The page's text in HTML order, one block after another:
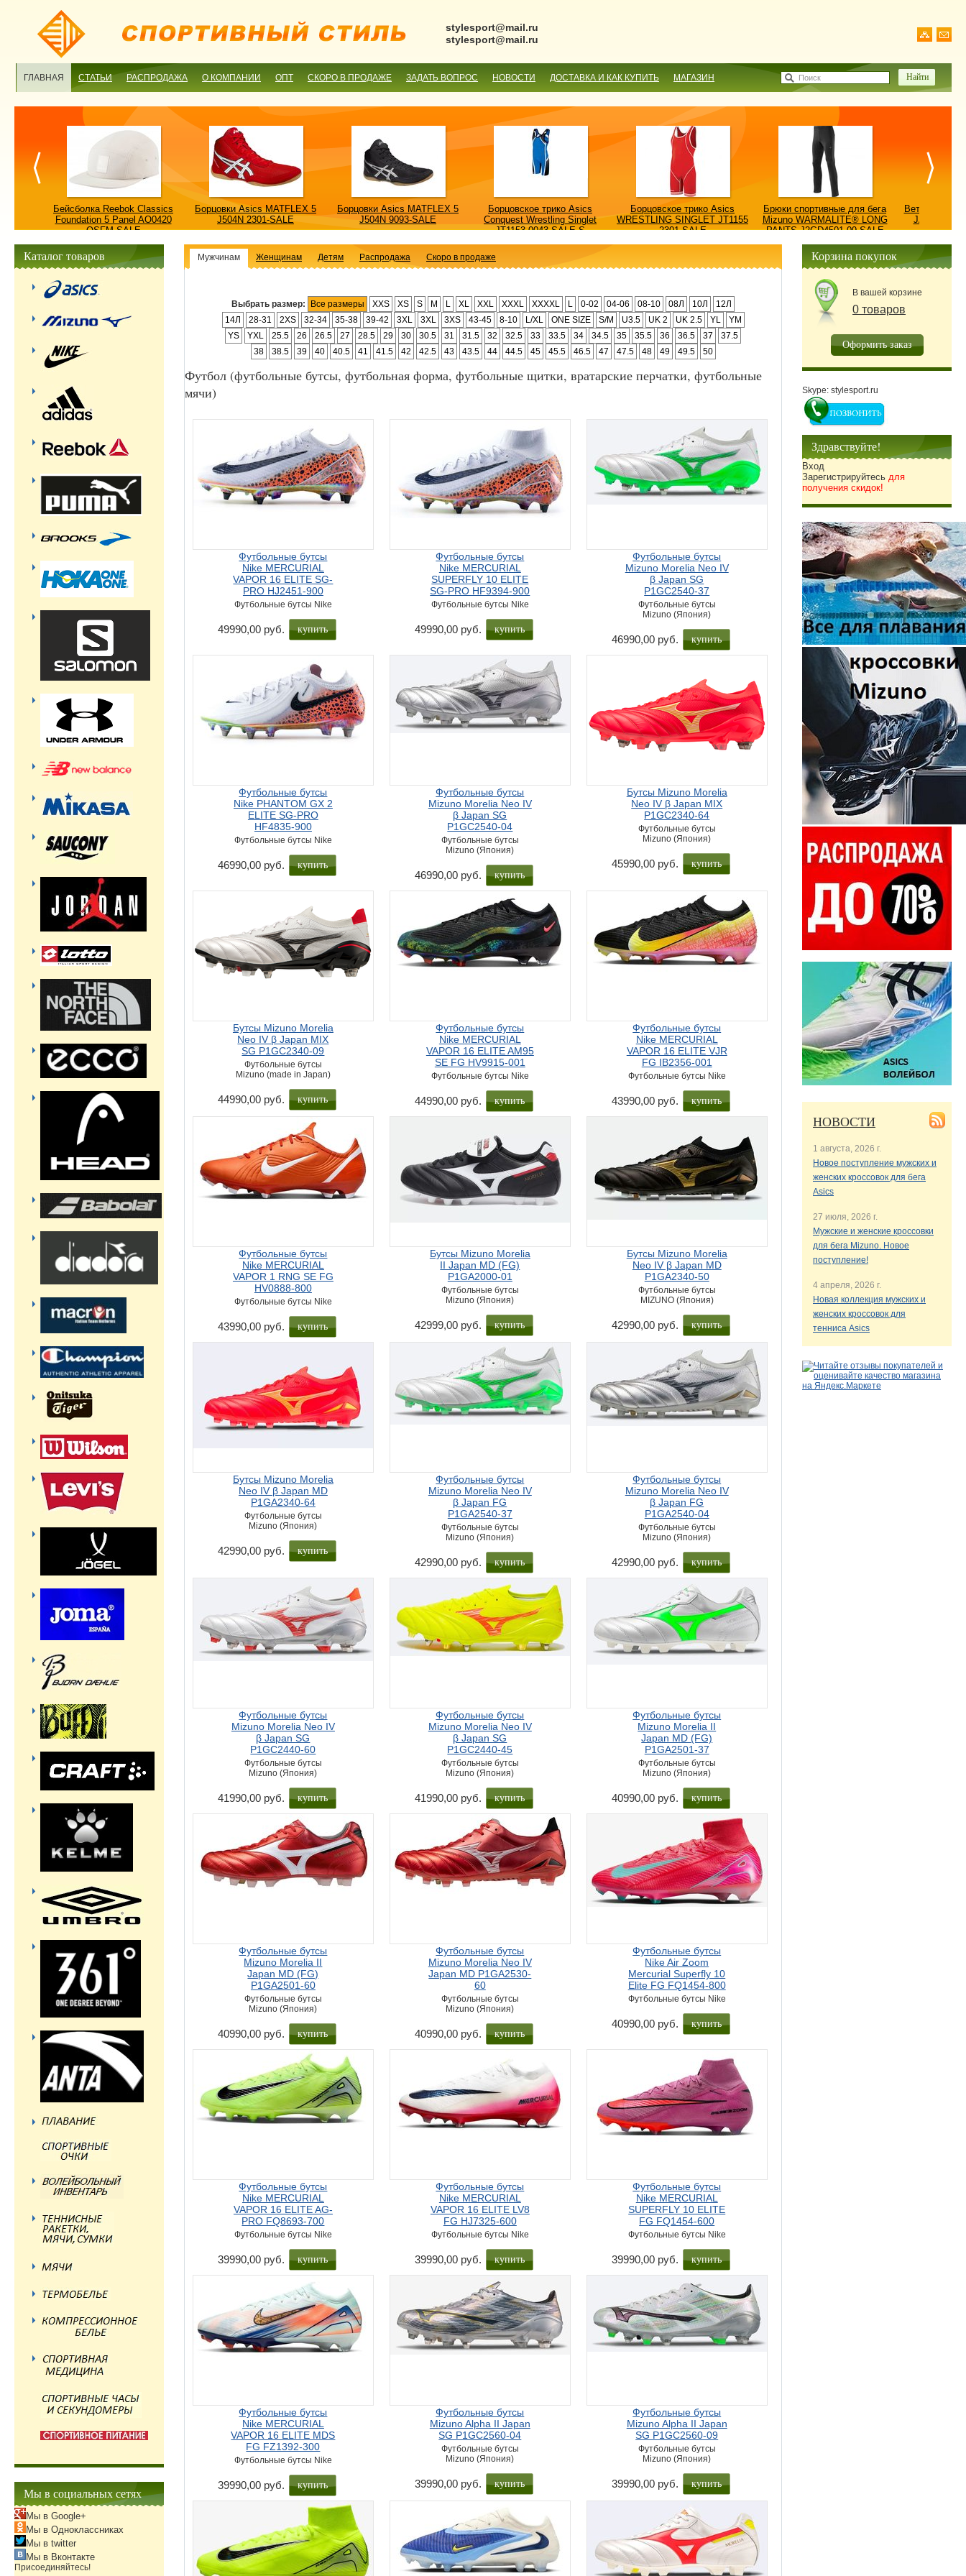
stylesport@mail.ru
stylesport@mail.ru
ГЛАВНАЯ СТАТЬИ РАСПРОДАЖА О КОМПАНИИ ОПТ СКОРО В ПРОДАЖЕ ЗАДАТЬ ВОПРОС НОВОСТИ ДОСТАВКА И КАК КУПИТЬ МАГАЗИН Поиск
Бейсболка Reebok Classics
Foundation 5 Panel AO0420
OSFM-SALE
Борцовки Asics MATFLEX 5
J504N 2301-SALE
Борцовки Asics MATFLEX 5
J504N 9093-SALE
Борцовское трико Asics
Conquest Wrestling Singlet
JT1153 0043-SALE-S
Борцовское трико Asics
WRESTLING SINGLET JT1155
2301-SALE
Брюки спортивные для бега
Mizuno WARMALITE® LONG
PANTS J2GD4501-09-SALE
Ветровка
JACKET/
Мужчинам Женщинам Детям Распродажа Скоро в продаже
Выбрать размер: Все размеры XXS XS S M L XL XXL XXXL XXXXL L 0-02 04-06 08-10 08Л 10Л
12Л
14Л
28-31 2XS 32-34 35-38 39-42 3XL 3XL 3XS 43-45 8-10 L/XL ONE SIZE S/M U3.5 UK 2 UK 2.5 YL
YM
YS
YXL 25.5 26 26.5 27 28.5 29 30 30.5 31 31.5 32 32.5 33 33.5 34 34.5 35 35.5 36 36.5 37
37.5
38
38.5 39 40 40.5 41 41.5 42 42.5 43 43.5 44 44.5 45 45.5 46.5 47 47.5 48 49 49.5 50
Футбол (футбольные бутсы, футбольная форма, футбольные щитки, вратарские перчатки, футбольные
мячи)
Футбольные бутсы
Nike MERCURIAL
VAPOR 16 ELITE SG-
PRO HJ2451-900
Футбольные бутсы Nike
49990,00 руб. купить
Футбольные бутсы
Nike MERCURIAL
SUPERFLY 10 ELITE
SG-PRO HF9394-900
Футбольные бутсы Nike
49990,00 руб. купить
Футбольные бутсы
Mizuno Morelia Neo IV
β Japan SG
P1GC2540-37
Футбольные бутсы
Mizuno (Япония)
46990,00 руб. купить
Футбольные бутсы
Nike PHANTOM GX 2
ELITE SG-PRO
HF4835-900
Футбольные бутсы Nike
46990,00 руб. купить
Футбольные бутсы
Mizuno Morelia Neo IV
β Japan SG
P1GC2540-04
Футбольные бутсы
Mizuno (Япония)
46990,00 руб. купить
Бутсы Mizuno Morelia
Neo IV β Japan MIX
P1GC2340-64
Футбольные бутсы
Mizuno (Япония)
45990,00 руб. купить
Бутсы Mizuno Morelia
Neo IV β Japan MIX
SG P1GC2340-09
Футбольные бутсы
Mizuno (made in Japan)
44990,00 руб. купить
Футбольные бутсы
Nike MERCURIAL
VAPOR 16 ELITE AM95
SE FG HV9915-001
Футбольные бутсы Nike
44990,00 руб. купить
Футбольные бутсы
Nike MERCURIAL
VAPOR 16 ELITE VJR
FG IB2356-001
Футбольные бутсы Nike
43990,00 руб. купить
Футбольные бутсы
Nike MERCURIAL
VAPOR 1 RNG SE FG
HV0888-800
Футбольные бутсы Nike
43990,00 руб. купить
Бутсы Mizuno Morelia
II Japan MD (FG)
P1GA2000-01
Футбольные бутсы
Mizuno (Япония)
42999,00 руб. купить
Бутсы Mizuno Morelia
Neo IV β Japan MD
P1GA2340-50
Футбольные бутсы
MIZUNO (Япония)
42990,00 руб. купить
Бутсы Mizuno Morelia
Neo IV β Japan MD
P1GA2340-64
Футбольные бутсы
Mizuno (Япония)
42990,00 руб. купить
Футбольные бутсы
Mizuno Morelia Neo IV
β Japan FG
P1GA2540-37
Футбольные бутсы
Mizuno (Япония)
42990,00 руб. купить
Футбольные бутсы
Mizuno Morelia Neo IV
β Japan FG
P1GA2540-04
Футбольные бутсы
Mizuno (Япония)
42990,00 руб. купить
Футбольные бутсы
Mizuno Morelia Neo IV
β Japan SG
P1GC2440-60
Футбольные бутсы
Mizuno (Япония)
41990,00 руб. купить
Футбольные бутсы
Mizuno Morelia Neo IV
β Japan SG
P1GC2440-45
Футбольные бутсы
Mizuno (Япония)
41990,00 руб. купить
Футбольные бутсы
Mizuno Morelia II
Japan MD (FG)
P1GA2501-37
Футбольные бутсы
Mizuno (Япония)
40990,00 руб. купить
Футбольные бутсы
Mizuno Morelia II
Japan MD (FG)
P1GA2501-60
Футбольные бутсы
Mizuno (Япония)
40990,00 руб. купить
Футбольные бутсы
Mizuno Morelia Neo IV
Japan MD P1GA2530-
60
Футбольные бутсы
Mizuno (Япония)
40990,00 руб. купить
Футбольные бутсы
Nike Air Zoom
Mercurial Superfly 10
Elite FG FQ1454-800
Футбольные бутсы Nike
40990,00 руб. купить
Футбольные бутсы
Nike MERCURIAL
VAPOR 16 ELITE AG-
PRO FQ8693-700
Футбольные бутсы Nike
39990,00 руб. купить
Футбольные бутсы
Nike MERCURIAL
VAPOR 16 ELITE LV8
FG HJ7325-600
Футбольные бутсы Nike
39990,00 руб. купить
Футбольные бутсы
Nike MERCURIAL
SUPERFLY 10 ELITE
FG FQ1454-600
Футбольные бутсы Nike
39990,00 руб. купить
Футбольные бутсы
Nike MERCURIAL
VAPOR 16 ELITE MDS
FG FZ1392-300
Футбольные бутсы Nike
39990,00 руб. купить
Футбольные бутсы
Mizuno Alpha II Japan
SG P1GC2560-04
Футбольные бутсы
Mizuno (Япония)
39990,00 руб. купить
Футбольные бутсы
Mizuno Alpha II Japan
SG P1GC2560-09
Футбольные бутсы
Mizuno (Япония)
39990,00 руб. купить
Каталог товаров
Мы в социальных сетях
Мы в Google+
Мы в Одноклассниках
Мы в twitter
Мы в Вконтакте
Присоединяйтесь!
Корзина покупок
В вашей корзине
0 товаров
Оформить заказ
Skype: stylesport.ru
Здравствуйте!
Вход
Зарегистрируйтесь для
получения скидок!
НОВОСТИ
1 августа, 2026 г.
Новое поступление мужских и
женских кроссовок для бега
Asics
27 июля, 2026 г.
Мужские и женские кроссовки
для бега Mizuno. Новое
поступление!
4 апреля, 2026 г.
Новая коллекция мужских и
женских кроссовок для
тенниса Asics